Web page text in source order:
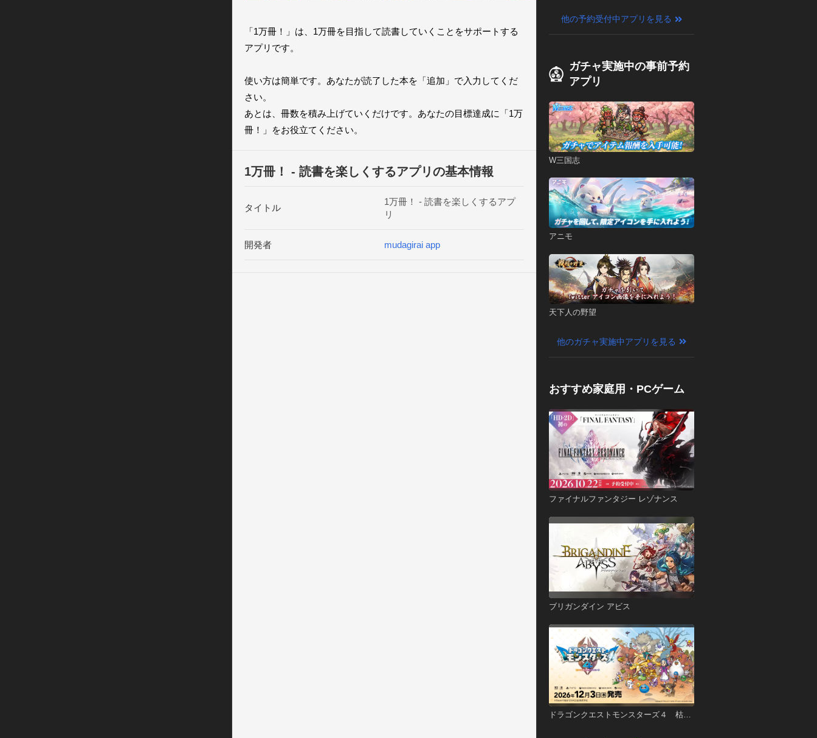
「1万冊！」は、1万冊を目指して読書していくことをサポートする
アプリです。
使い方は簡単です。あなたが読了した本を「追加」で入力してくだ
さい。
あとは、冊数を積み上げていくだけです。あなたの目標達成に「1万
冊！」をお役立てください。
1万冊！ - 読書を楽しくするアプリの基本情報
タイトル
1万冊！ - 読書を楽しくするアプ
リ
開発者 mudagirai app
他の予約受付中アプリを見る
ガチャ実施中の事前予約
アプリ
W三国志
アニモ
天下人の野望
他のガチャ実施中アプリを見る
おすすめ家庭用・PCゲーム
ファイナルファンタジー レゾナンス
ブリガンダイン アビス
ドラゴンクエストモンスターズ４ 枯れ